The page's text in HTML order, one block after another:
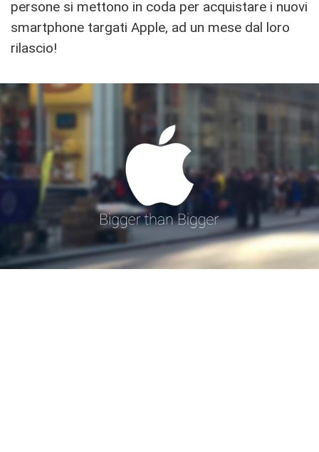
persone si mettono in coda per acquistare i nuovi
smartphone targati Apple, ad un mese dal loro
rilascio!